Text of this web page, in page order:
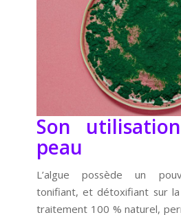
Son
peau
L’algue possède un
tonifiant, et détoxifiant sur la
traitement 100 % naturel,